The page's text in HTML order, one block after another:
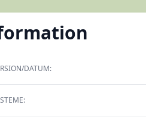
DATUM: